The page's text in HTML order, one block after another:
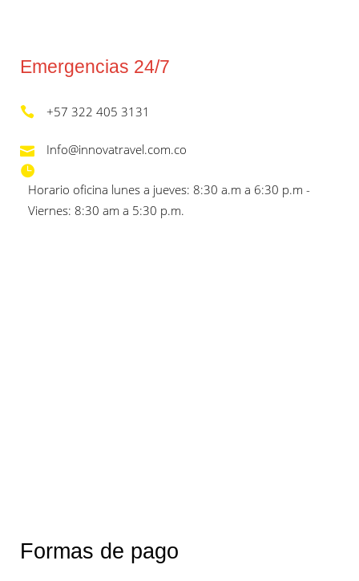
Emergencias 24/7
+57 322 405 3131
Info@innovatravel.com.co
Horario oficina lunes a jueves: 8:30 a.m a 6:30 p.m -
Viernes: 8:30 am a 5:30 p.m.
Formas de pago